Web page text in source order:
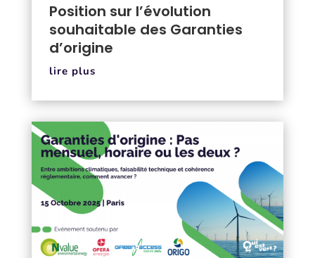
Position sur l’évolution
souhaitable des Garanties
d’origine
lire plus